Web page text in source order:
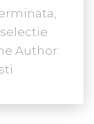
Author: